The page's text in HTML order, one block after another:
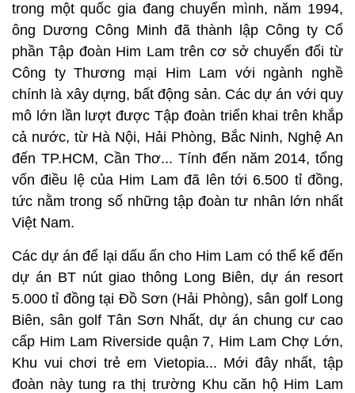
trong một quốc gia đang chuyển mình, năm 1994,
ông Dương Công Minh đã thành lập Công ty Cổ
phần Tập đoàn Him Lam trên cơ sở chuyển đổi từ
Công ty Thương mại Him Lam với ngành nghề
chính là xây dựng, bất động sản. Các dự án với quy
mô lớn lần lượt được Tập đoàn triển khai trên khắp
cả nước, từ Hà Nội, Hải Phòng, Bắc Ninh, Nghệ An
đến TP.HCM, Cần Thơ... Tính đến năm 2014, tổng
vốn điều lệ của Him Lam đã lên tới 6.500 tỉ đồng,
tức nằm trong số những tập đoàn tư nhân lớn nhất
Việt Nam.
Các dự án để lại dấu ấn cho Him Lam có thể kể đến
dự án BT nút giao thông Long Biên, dự án resort
5.000 tỉ đồng tại Đồ Sơn (Hải Phòng), sân golf Long
Biên, sân golf Tân Sơn Nhất, dự án chung cư cao
cấp Him Lam Riverside quận 7, Him Lam Chợ Lớn,
Khu vui chơi trẻ em Vietopia... Mới đây nhất, tập
đoàn này tung ra thị trường Khu căn hộ Him Lam